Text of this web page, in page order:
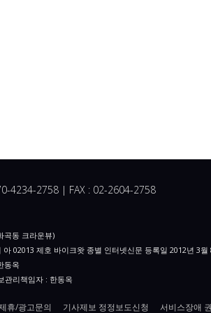
4234-2758 | FAX : 02-2604-2758
곡동 크라운뷰)
02013 제호 바이크왓 종별 인터넷신문 등록일 2012년 3월
동옥
관리책임자 : 한동옥
휴/광고문의 기사제보 정정보도신청 서비스장애